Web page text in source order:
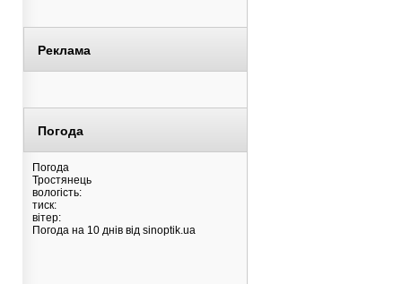
Реклама
Погода
Погода
Тростянець
вологість:
тиск:
вітер:
Погода на 10 днів від sinoptik.ua